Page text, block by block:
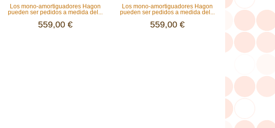
Los mono-amortiguadores Hagon
pueden ser pedidos a medida del...
559,00 €
Los mono-amortiguadores Hagon
pueden ser pedidos a medida del...
559,00 €